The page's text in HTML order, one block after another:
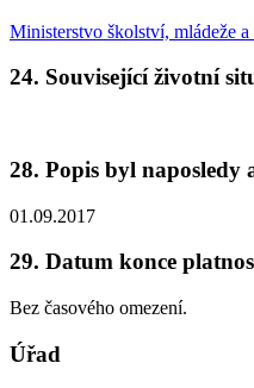
Ministerstvo školství, mládeže
24. Související životní
28. Popis byl naposledy
01.09.2017
29. Datum konce
Bez časového omezení.
Úřad